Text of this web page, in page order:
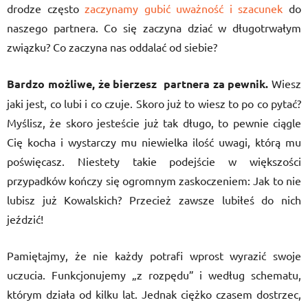
drodze częstozaczynamy gubić uważność i szacunek do
naszego partnera. Co się zaczyna dziać w długotrwałym
związku? Co zaczyna nas oddalać od siebie?
Bardzo możliwe, że bierzesz partnera za pewnik. Wiesz
jaki jest, co lubi i co czuje. Skoro już to wiesz to po co pytać?
Myślisz, że skoro jesteście już tak długo, to pewnie ciągle
Cię kocha i wystarczy mu niewielka ilość uwagi, którą mu
poświęcasz. Niestety takie podejście w większości
przypadków kończy się ogromnym zaskoczeniem: Jak to nie
lubisz już Kowalskich? Przecież zawsze lubiłeś do nich
jeździć!
Pamiętajmy, że nie każdy potrafi wprost wyrazić swoje
uczucia. Funkcjonujemy „z rozpędu” i według schematu,
którym działa od kilku lat. Jednak ciężko czasem dostrzec,